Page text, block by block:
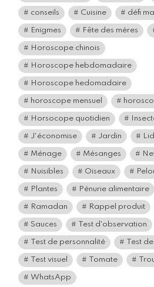
conseils Cuisine défi
Enigmes Fête des mères
Horoscope chinois
Horoscope hebdomadaire
Horoscope hedomadaire
horoscope mensuel
Horsocope quotidien
J'économise Jardin Lidl
Ménage Mésanges
Nuisibles Oiseaux
Plantes Pénurie alimentaire
Ramadan Rappel produit
Sauces Test d'observation
Test de personnalité Test de
Test visuel Tomate
WhatsApp